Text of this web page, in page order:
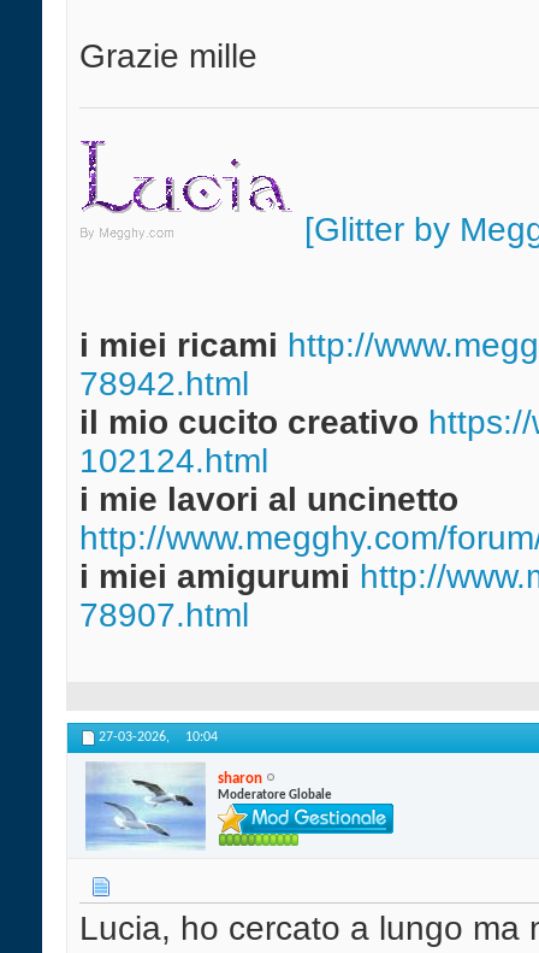
Grazie mille
[Glitter by
i miei ricami http://
78942.html
il mio cucito creativo
102124.html
i mie lavori al uncinetto
http://www.megghy.com/
i miei amigurumi http://
78907.html
27-03-2026, 10:04
sharon
Moderatore Globale
Lucia, ho cercato a lungo ma